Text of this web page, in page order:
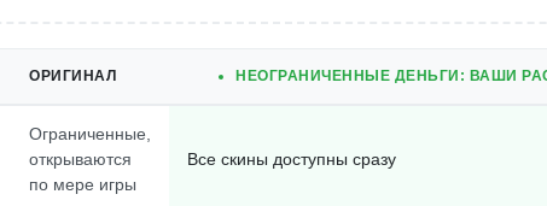
ОРИГИНАЛ НЕОГРАНИЧЕННЫЕ ДЕНЬГИ: ВАШИ
Ограниченные,
открываются
по мере игры
Все скины доступны сразу